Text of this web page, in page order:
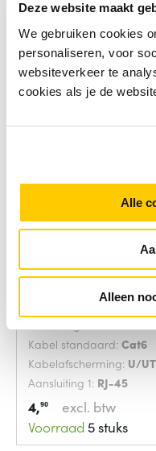
Deze website maakt
We gebruiken cookies
personaliseren, voor
websiteverkeer te
cookies als je de
Alle
Alleen
Alternatieven
Vergelijk
netwerkkabel
Kabel standaard: Cat6
Kabelafscherming: U/
Aansluiting 1: RJ-45
4,90
excl. btw
Voorraad 5 stuks